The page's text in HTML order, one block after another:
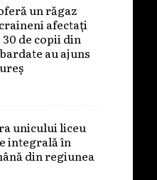
un răgaz
afectați
de copii din
au ajuns
unicului liceu
integrală în
din regiunea